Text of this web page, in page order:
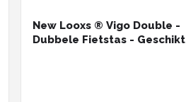
New Looxs ® Vigo Double -
Dubbele Fietstas - Geschikt